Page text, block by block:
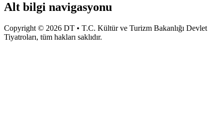
Alt bilgi navigasyonu
Copyright © 2026 DT • T.C. Kültür ve Turizm Bakanlığı Devlet
Tiyatroları, tüm hakları saklıdır.